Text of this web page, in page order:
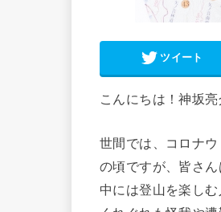
ツイート
こんにちは！神坂亮
世間では、コロナ
の頃ですが、皆さ
中には登山を楽しむ